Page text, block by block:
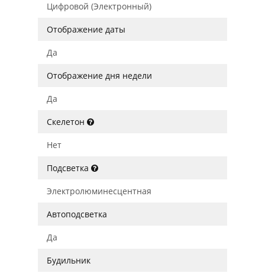
Цифровой (Электронный)
Отображение даты
Да
Отображение дня недели
Да
Скелетон
Нет
Подсветка
Электролюминесцентная
Автоподсветка
Да
Будильник